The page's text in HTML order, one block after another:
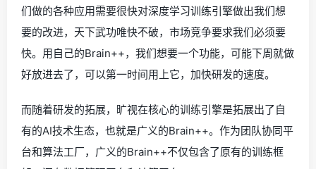
们做的各种应用需要很快对深度学习训练引擎做出我们想
要的改进，天下武功唯快不破，市场竞争要求我们必须要
快。用自己的Brain++，我们想要一个功能，可能下周就做
好放进去了，可以第一时间用上它，加快研发的速度。
而随着研发的拓展，旷视在核心的训练引擎是拓展出了自
有的AI技术生态，也就是广义的Brain++。作为团队协同平
台和算法工厂，广义的Brain++不仅包含了原有的训练框